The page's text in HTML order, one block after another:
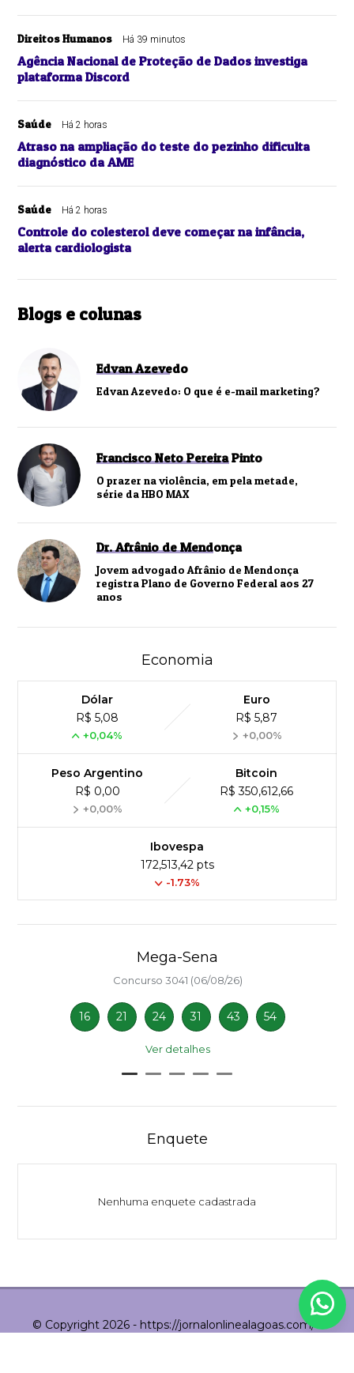
Direitos Humanos Há 39 minutos
Agência Nacional de Proteção de Dados investiga
plataforma Discord
Saúde Há 2 horas
Atraso na ampliação do teste do pezinho dificulta
diagnóstico da AME
Saúde Há 2 horas
Controle do colesterol deve começar na infância,
alerta cardiologista
Blogs e colunas
Edvan Azevedo
Edvan Azevedo: O que é e-mail marketing?
Francisco Neto Pereira Pinto
O prazer na violência, em pela metade,
série da HBO MAX
Dr. Afrânio de Mendonça
Jovem advogado Afrânio de Mendonça
registra Plano de Governo Federal aos 27
anos
Economia
Dólar
R$ 5,08
+0,04%
Euro
R$ 5,87
+0,00%
Peso Argentino
R$ 0,00
+0,00%
Bitcoin
R$ 350,612,66
+0,15%
Ibovespa
172,513,42 pts
-1.73%
Mega-Sena
Concurso 3041 (06/08/26)
16 21 24 31 43 54
Ver detalhes
Enquete
Nenhuma enquete cadastrada
© Copyright 2026 - https://jornalonlinealagoas.com/ -